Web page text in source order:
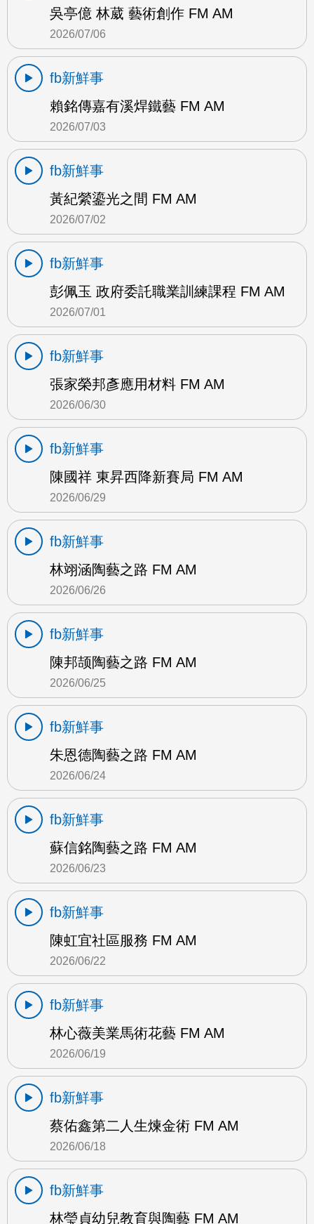
吳亭億 林葳 藝術創作 FM AM
2026/07/06
fb新鮮事
賴銘傳嘉有溪焊鐵藝 FM AM
2026/07/03
fb新鮮事
黃紀縈鎏光之間 FM AM
2026/07/02
fb新鮮事
彭佩玉 政府委託職業訓練課程 FM AM
2026/07/01
fb新鮮事
張家榮邦彥應用材料 FM AM
2026/06/30
fb新鮮事
陳國祥 東昇西降新賽局 FM AM
2026/06/29
fb新鮮事
林翊涵陶藝之路 FM AM
2026/06/26
fb新鮮事
陳邦颉陶藝之路 FM AM
2026/06/25
fb新鮮事
朱恩德陶藝之路 FM AM
2026/06/24
fb新鮮事
蘇信銘陶藝之路 FM AM
2026/06/23
fb新鮮事
陳虹宜社區服務 FM AM
2026/06/22
fb新鮮事
林心薇美業馬術花藝 FM AM
2026/06/19
fb新鮮事
蔡佑鑫第二人生煉金術 FM AM
2026/06/18
fb新鮮事
林瑩貞幼兒教育與陶藝 FM AM